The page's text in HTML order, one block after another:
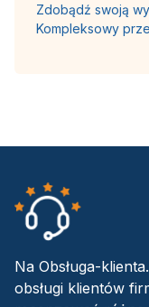
Zdobądź swoją
Kompleksowy
Na Obsługa-
obsługi klientów